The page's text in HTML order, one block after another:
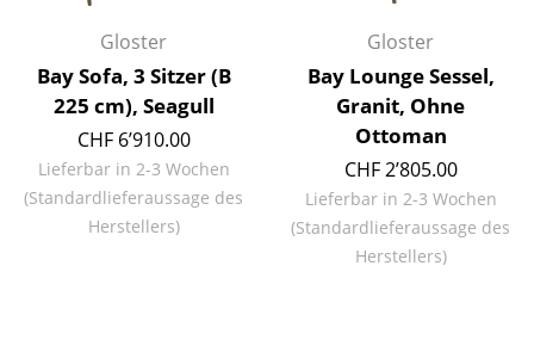
Wandregale
Sideboards & Kommoden
TV Möbel
Beistell- & Rollcontainer
Barmöbel
Gloster
Bay Sofa, 3 Sitzer (B
225 cm), Seagull
CHF 6’910.00
Lieferbar in 2-3 Wochen
(Standardlieferaussage des
Herstellers)
Gloster
Bay Lounge Sessel,
Granit, Ohne
Ottoman
CHF 2’805.00
Lieferbar in 2-3 Wochen
(Standardlieferaussage des
Herstellers)